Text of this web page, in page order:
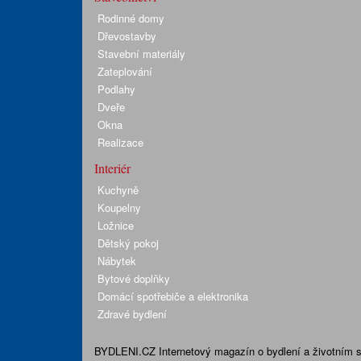
Rodinné domy
Dřevostavby
Stavební materiály
Zateplování
Podlahy
Dveře
Okna
Realizace
Interiér
Kuchyně
Koupelny
Ložnice
Dětský pokoj
Nábytek
Bytové doplňky
Domácí spotřebiče a elektronika
Zdravé bydlení
BYDLENI.CZ Internetový magazín o bydlení a životním